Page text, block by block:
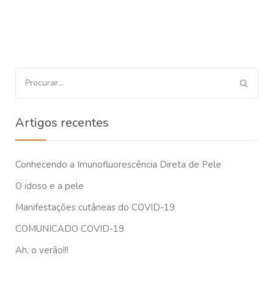
por:
Artigos recentes
Conhecendo a Imunofluorescência Direta de Pele
O idoso e a pele
Manifestações cutâneas do COVID-19
COMUNICADO COVID-19
Ah, o verão!!!